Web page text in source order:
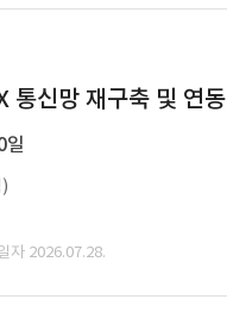
통신망 재구축 및 연동
일
자 2026.07.28.